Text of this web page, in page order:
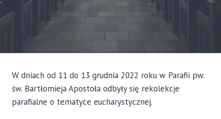
W dniach od 11 do 13 grudnia 2022 roku w Parafii pw.
św. Bartłomieja Apostoła odbyły się rekolekcje
parafialne o tematyce eucharystycznej.